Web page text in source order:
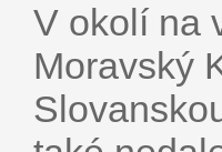
V okolí na
Moravský